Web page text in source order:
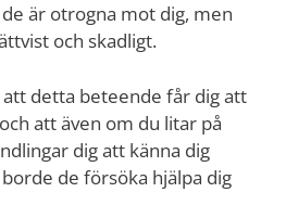
är otrogna mot dig, men
och skadligt.
detta beteende får dig att
att även om du litar på
dig att känna dig
de försöka hjälpa dig